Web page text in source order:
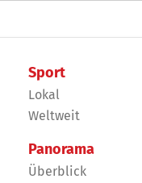
Sport
Lokal
Weltweit
Panorama
Überblick